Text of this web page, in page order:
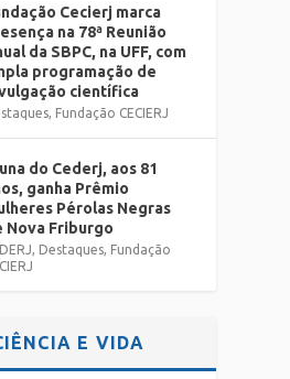
Cecierj marca
na 78ª Reunião
da SBPC, na UFF, com
programação de
científica
, Fundação CECIERJ
do Cederj, aos 81
ganha Prêmio
Pérolas Negras
Nova Friburgo
, Destaques, Fundação
E VIDA